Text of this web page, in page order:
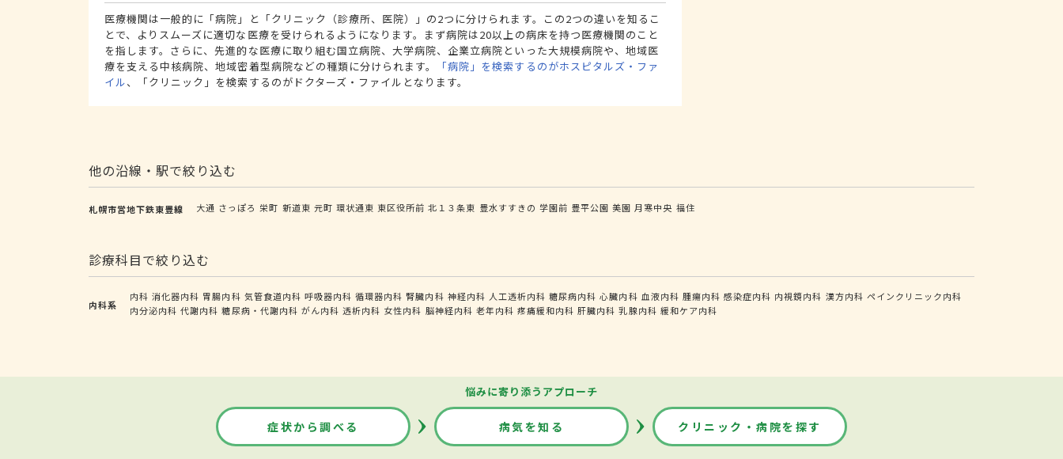
医療機関は一般的に「病院」と「クリニック（診療所、医院）」の2つに分けられます。この2つの違いを知るこ
とで、よりスムーズに適切な医療を受けられるようになります。まず病院は20以上の病床を持つ医療機関のこと
を指します。さらに、先進的な医療に取り組む国立病院、大学病院、企業立病院といった大規模病院や、地域医
療を支える中核病院、地域密着型病院などの種類に分けられます。
「病院」を検索するのがホスピタルズ・ファ
イル、「クリニック」を検索するのがドクターズ・ファイルとなります。
他の沿線・駅で絞り込む
札幌市営地下鉄東豊線 大通 さっぽろ 栄町 新道東 元町 環状通東 東区役所前 北１３条東 豊水すすきの 学園前 豊平公園 美園 月寒中央 福住
診療科目で絞り込む
内科系
内科 消化器内科 胃腸内科 気管食道内科 呼吸器内科 循環器内科 腎臓内科 神経内科 人工透析内科 糖尿病内科 心臓内科 血液内科 腫瘍内科 感染症内科 内視鏡内科 漢方内科 ペインクリニック内科
内分泌内科 代謝内科 糖尿病・代謝内科 がん内科 透析内科 女性内科 脳神経内科 老年内科 疼痛緩和内科 肝臓内科 乳腺内科 緩和ケア内科
悩みに寄り添うアプローチ
症状から調べる 病気を知る クリニック・病院を探す